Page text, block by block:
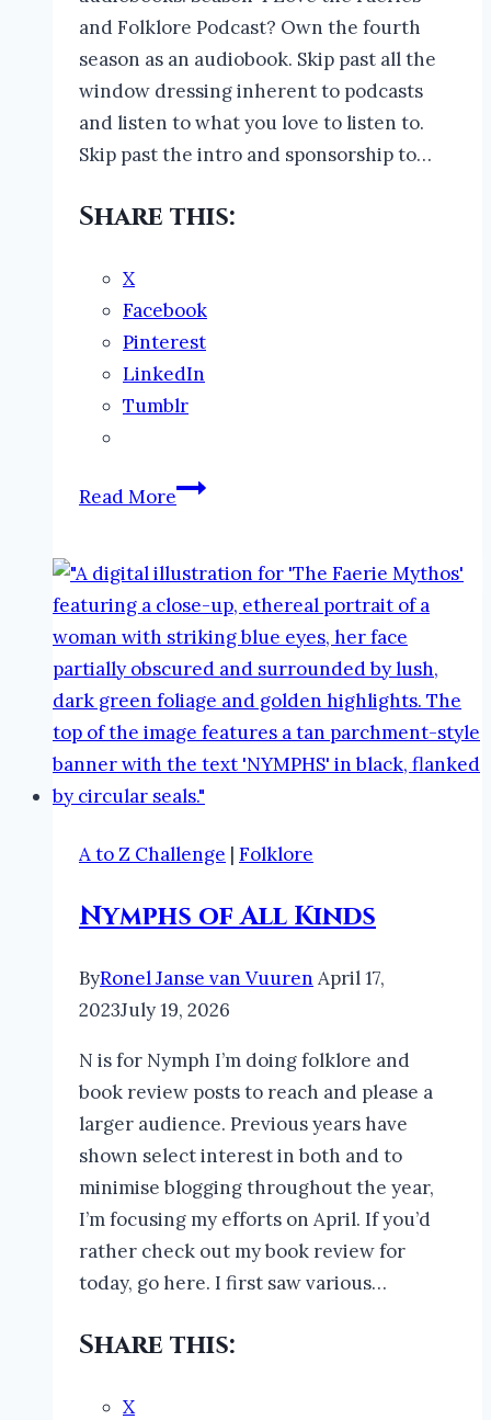
and Folklore Podcast? Own the fourth
season as an audiobook. Skip past all the
window dressing inherent to podcasts
and listen to what you love to listen to.
Skip past the intro and sponsorship to…
Share this:
X
Facebook
Pinterest
LinkedIn
Tumblr
Read MoreNew
The
Faeries
and
Folklore
Podcast
Audiobooks
Season
4-
#folklore
#audiobooks
#newrelease
A to Z Challenge | Folklore
Nymphs of All Kinds
ByRonel Janse van Vuuren April 17,
2023July 19, 2026
N is for Nymph I’m doing folklore and
book review posts to reach and please a
larger audience. Previous years have
shown select interest in both and to
minimise blogging throughout the year,
I’m focusing my efforts on April. If you’d
rather check out my book review for
today, go here. I first saw various…
Share this:
X